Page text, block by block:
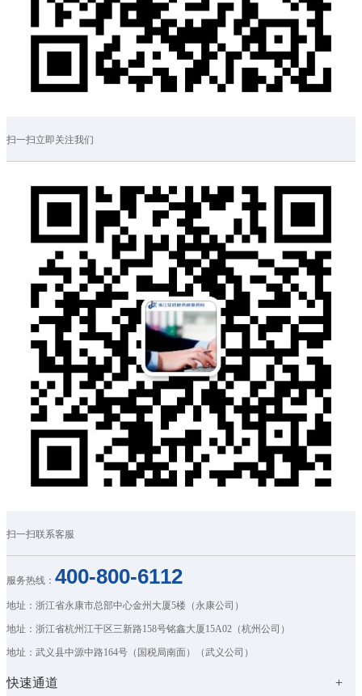
扫一扫立即关注我们
扫一扫联系客服
服务热线： 400-800-6112
地址：浙江省永康市总部中心金州大厦5楼（永康公司）
地址：浙江省杭州江干区三新路158号铭鑫大厦15A02（杭州公司）
地址：武义县中源中路164号（国税局南面）（武义公司）
快速通道 +